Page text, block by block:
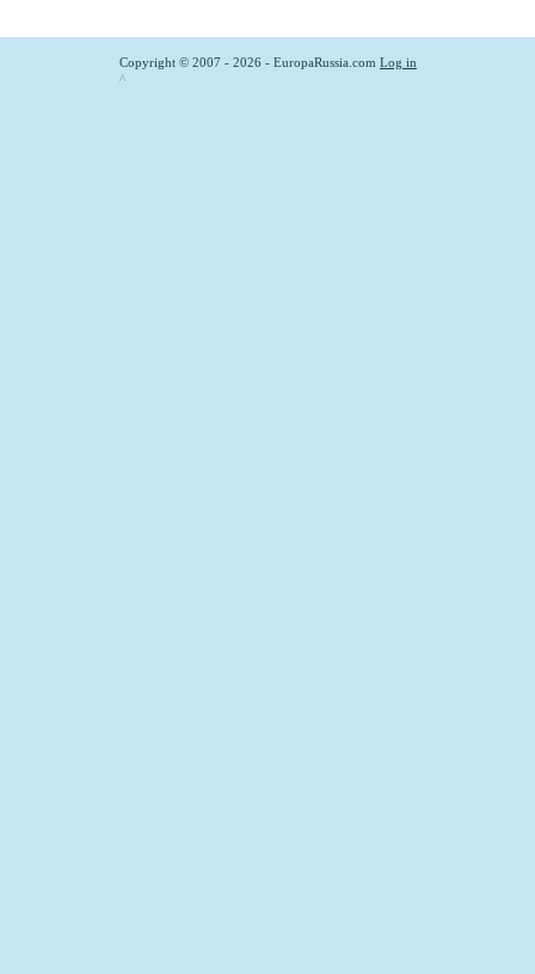
Copyright © 2007 - 2026 - EuropaRussia.com Log in
^